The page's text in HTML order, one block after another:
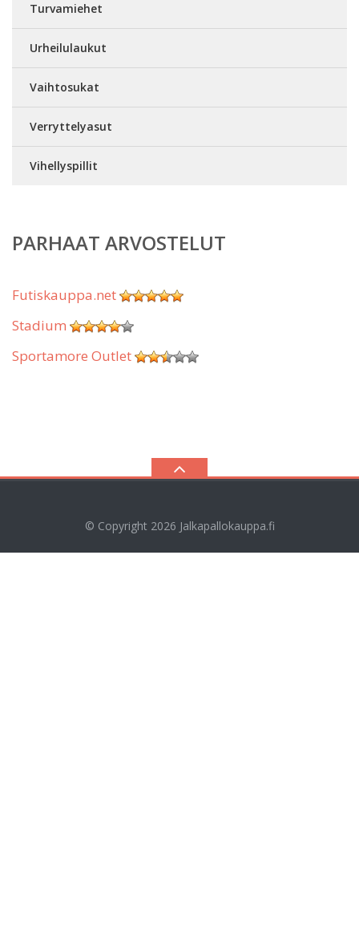
Turvamiehet
Urheilulaukut
Vaihtosukat
Verryttelyasut
Vihellyspillit
PARHAAT ARVOSTELUT
Futiskauppa.net
Stadium
Sportamore Outlet
© Copyright 2026 Jalkapallokauppa.fi